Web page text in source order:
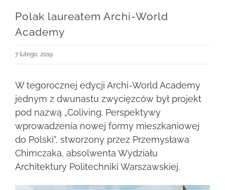
Polak laureatem Archi-World
Academy
7 lutego, 2019
W tegorocznej edycji Archi-World Academy
jednym z dwunastu zwycięzców był projekt
pod nazwą „Coliving. Perspektywy
wprowadzenia nowej formy mieszkaniowej
do Polski”, stworzony przez Przemysława
Chimczaka, absolwenta Wydziału
Architektury Politechniki Warszawskiej.